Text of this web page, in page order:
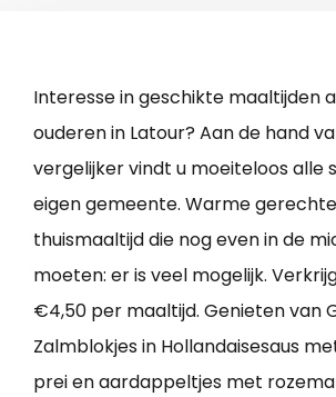
Interesse in geschikte maaltijden
ouderen in Latour? Aan de hand
vergelijker vindt u moeiteloos alle
eigen gemeente. Warme
thuismaaltijd die nog even in de
moeten: er is veel mogelijk.
€4,50 per maaltijd. Genieten van
Zalmblokjes in Hollandaisesaus
prei en aardappeltjes met